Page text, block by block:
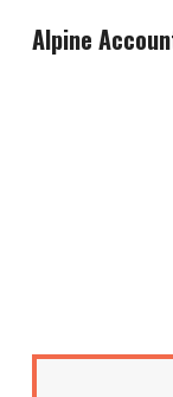
Alpine